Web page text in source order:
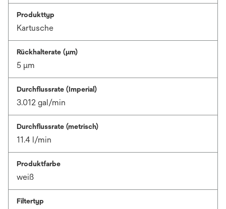
Produkttyp
Kartusche
Rückhalterate (µm)
5 μm
Durchflussrate (Imperial)
3.012 gal/min
Durchflussrate (metrisch)
11.4 l/min
Produktfarbe
weiß
Filtertyp